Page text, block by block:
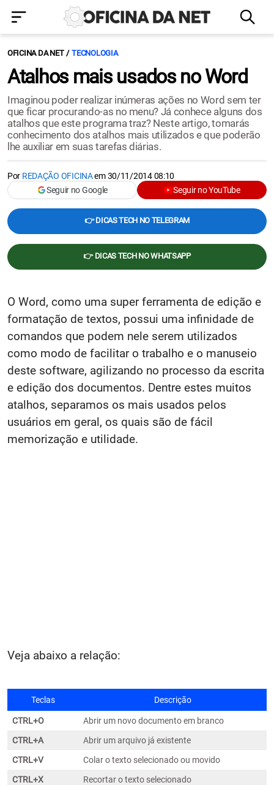
OFICINA DA NET TECNOLOGIA
Atalhos mais usados no Word
Imaginou poder realizar inúmeras ações no Word sem ter
que ficar procurando-as no menu? Já conhece alguns dos
atalhos que este programa traz? Neste artigo, tomarás
conhecimento dos atalhos mais utilizados e que poderão
lhe auxiliar em suas tarefas diárias.
Por REDAÇÃO OFICINAem30/11/2014 08:10
Seguir no Google
Seguir no YouTube
👉 DICAS TECH NO TELEGRAM
👉 DICAS TECH NO WHATSAPP
O Word, como uma super ferramenta de edição e
formatação de textos, possui uma infinidade de
comandos que podem nele serem utilizados
como modo de facilitar o trabalho e o manuseio
deste software, agilizando no processo da escrita
e edição dos documentos. Dentre estes muitos
atalhos, separamos os mais usados pelos
usuários em geral, os quais são de fácil
memorização e utilidade.
Veja abaixo a relação:
Teclas Descrição
CTRL+O
Abrir um novo documento em branco
CTRL+A
Abrir um arquivo já existente
CTRL+V
Colar o texto selecionado ou movido
CTRL+X
Recortar o texto selecionado